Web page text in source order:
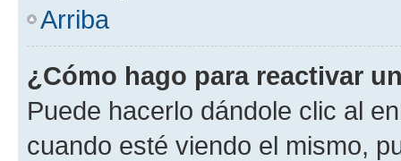
Arriba
¿Cómo hago para reactivar
Puede hacerlo dándole clic al
cuando esté viendo el mismo,